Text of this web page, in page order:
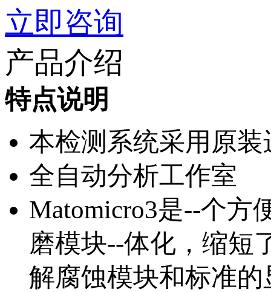
立即咨询
产品介绍
特点说明
本检测系统采用原
全自动分析工作室
Matomicro3是--个方
磨模块--体化，缩短
解腐蚀模块和标准